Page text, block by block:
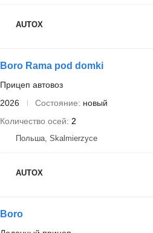
AUTOX
Boro Rama pod domki
Прицеп автовоз
2026
Состояние
новый
Количество осей
2
Польша, Skalmierzyce
AUTOX
Boro